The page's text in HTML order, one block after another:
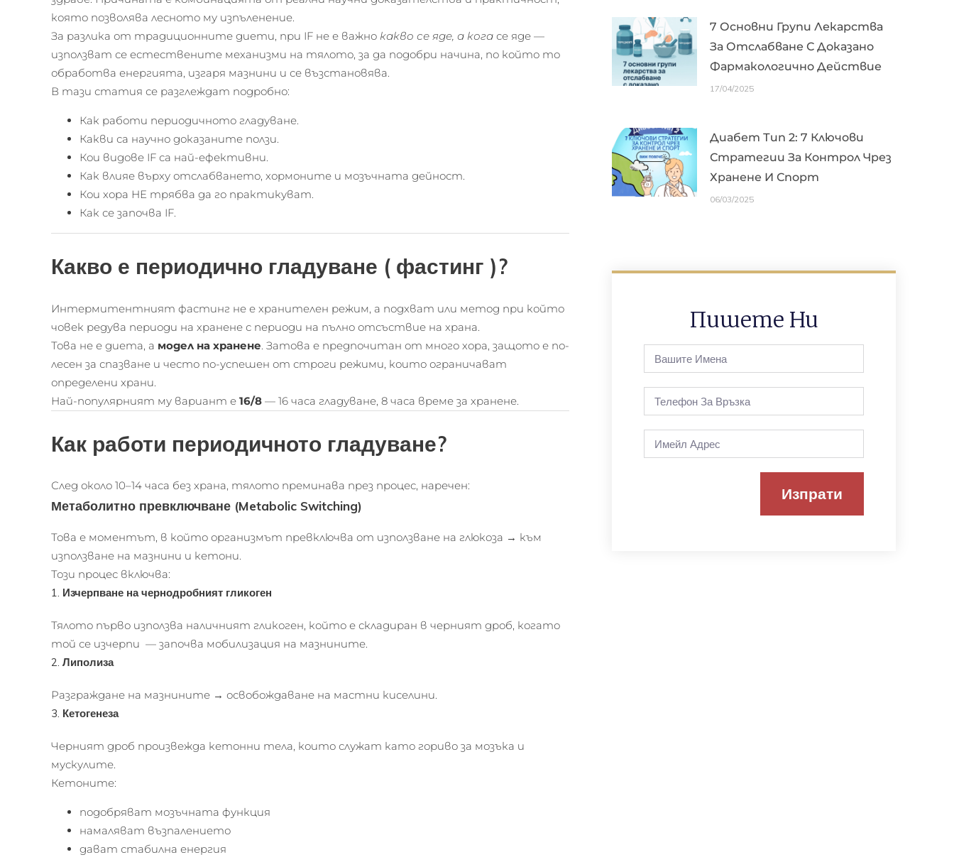
която позволява лесното му изпъленение.
За разлика от традиционните диети, при IF не е важно какво се яде, а кога се яде —
използват се естествените механизми на тялото, за да подобри начина, по който то
обработва енергията, изгаря мазнини и се възстановява.
В тази статия се разглеждат подробно:
Как работи периодичното гладуване.
Какви са научно доказаните ползи.
Кои видове IF са най-ефективни.
Как влияе върху отслабването, хормоните и мозъчната дейност.
Кои хора НЕ трябва да го практикуват.
Как се започва IF.
Какво е периодично гладуване ( фастинг )?
Интермитентният фастинг не е хранителен режим, а подхват или метод при който
човек редува периоди на хранене с периоди на пълно отсъствие на храна.
Това не е диета, а модел на хранене . Затова е предпочитан от много хора, защото е по-
лесен за спазване и често по-успешен от строги режими, които ограничават
определени храни.
Най-популярният му вариант е 16/8 — 16 часа гладуване, 8 часа време за хранене.
Как работи периодичното гладуване?
След около 10–14 часа без храна, тялото преминава през процес, наречен:
Метаболитно превключване (Metabolic Switching)
Това е моментът, в който организмът превключва от използване на глюкоза → към
използване на мазнини и кетони.
Този процес включва:
1. Изчерпване на чернодробният гликоген
Тялото първо използва наличният гликоген, който е складиран в черният дроб, когато
той се изчерпи — започва мобилизация на мазнините.
2. Липолиза
Разграждане на мазнините → освобождаване на мастни киселини.
3. Кетогенеза
Черният дроб произвежда кетонни тела, които служат като гориво за мозъка и
мускулите.
Кетоните:
подобряват мозъчната функция
намаляват възпалението
дават стабилна енергия
7 Основни Групи Лекарства
За Отслабване С Доказано
Фармакологично Действие
17/04/2025
Диабет Тип 2: 7 Ключови
Стратегии За Контрол Чрез
Хранене И Спорт
06/03/2025
Пишете Ни
Изпрати